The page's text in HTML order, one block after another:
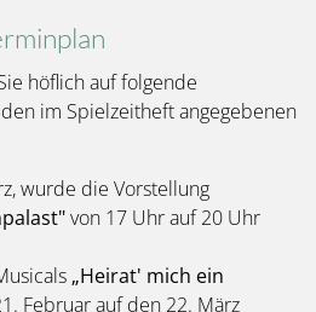
höflich auf folgende
im Spielzeitheft angegebenen
wurde die Vorstellung
von 17 Uhr auf 20 Uhr
„Heirat' mich ein
Februar auf den 22. März